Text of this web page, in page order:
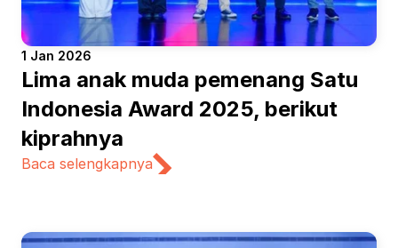
1 Jan 2026
Lima anak muda pemenang Satu
Indonesia Award 2025, berikut
kiprahnya
Baca selengkapnya